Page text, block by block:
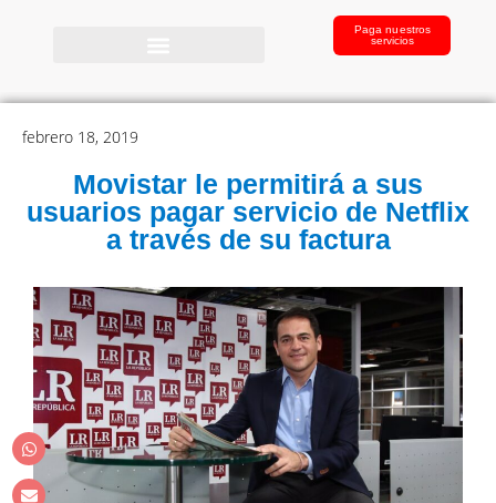
Paga nuestros
servicios
febrero 18, 2019
Movistar le permitirá a sus
usuarios pagar servicio de Netflix
a través de su factura